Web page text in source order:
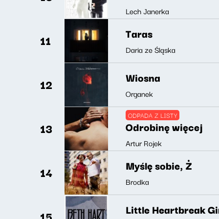
Lech Janerka
11 Taras
Daria ze Śląska
12 Wiosna
Organek
13
ODPADA Z LISTY
Odrobinę więcej
Artur Rojek
14 Myślę sobie, Ż
Brodka
Little Heartbreak